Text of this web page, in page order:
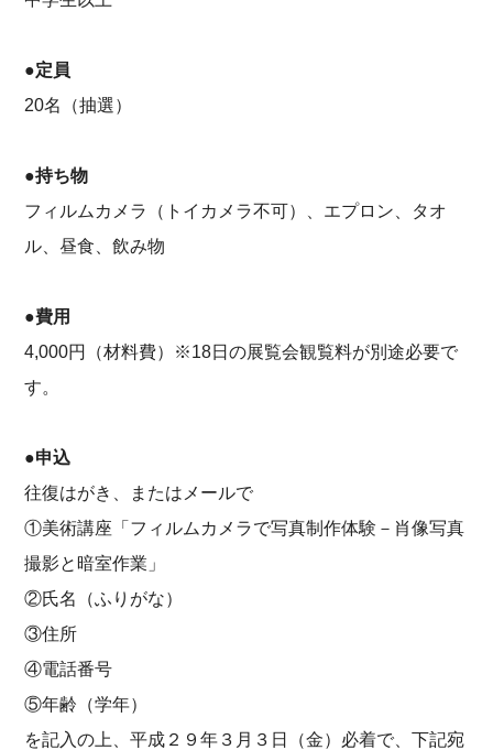
●定員
20名（抽選）
●持ち物
フィルムカメラ（トイカメラ不可）、エプロン、タオ
ル、昼食、飲み物
●費用
4,000円（材料費）※18日の展覧会観覧料が別途必要で
す。
●申込
往復はがき、またはメールで
①美術講座「フィルムカメラで写真制作体験－肖像写真
撮影と暗室作業」
②氏名（ふりがな）
③住所
④電話番号
⑤年齢（学年）
を記入の上、平成２９年３月３日（金）必着で、下記宛